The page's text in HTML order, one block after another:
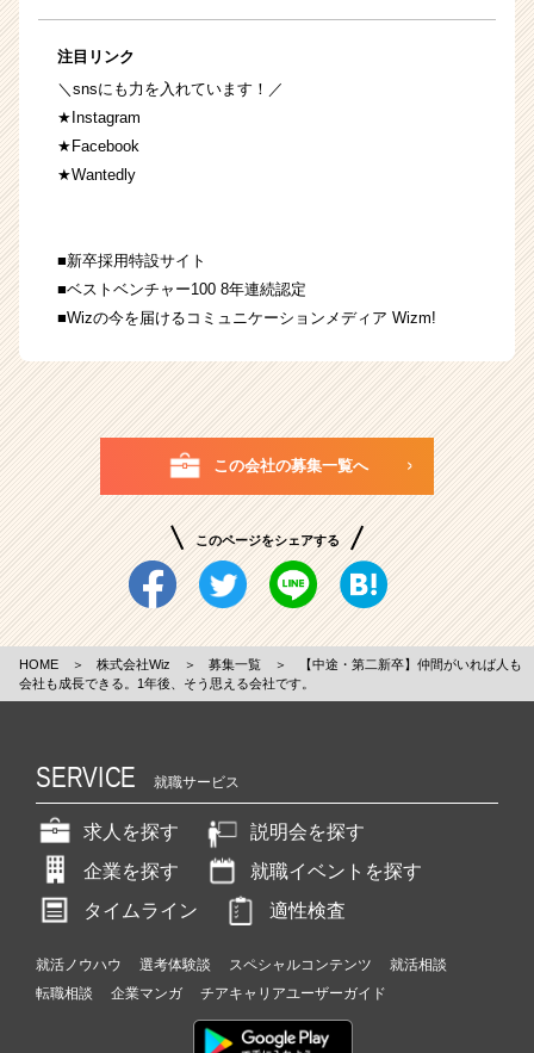
注目リンク
＼snsにも力を入れています！／
★Instagram
★Facebook
★Wantedly
■新卒採用特設サイト
■ベストベンチャー100 8年連続認定
■Wizの今を届けるコミュニケーションメディア Wizm!
この会社の募集一覧へ
このページをシェアする
HOME ＞ 株式会社Wiz ＞ 募集一覧 ＞
【中途・第二新卒】仲間がいれば人も
会社も成長できる。1年後、そう思える会社です。
SERVICE 就職サービス
求人を探す
説明会を探す
企業を探す
就職イベントを探す
タイムライン
適性検査
就活ノウハウ 選考体験談 スペシャルコンテンツ
就活相談
転職相談
企業マンガ チアキャリアユーザーガイド